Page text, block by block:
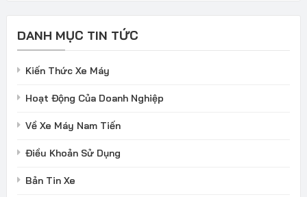
DANH MỤC TIN TỨC
Kiến Thức Xe Máy
Hoạt Động Của Doanh Nghiệp
Về Xe Máy Nam Tiến
Điều Khoản Sử Dụng
Bản Tin Xe